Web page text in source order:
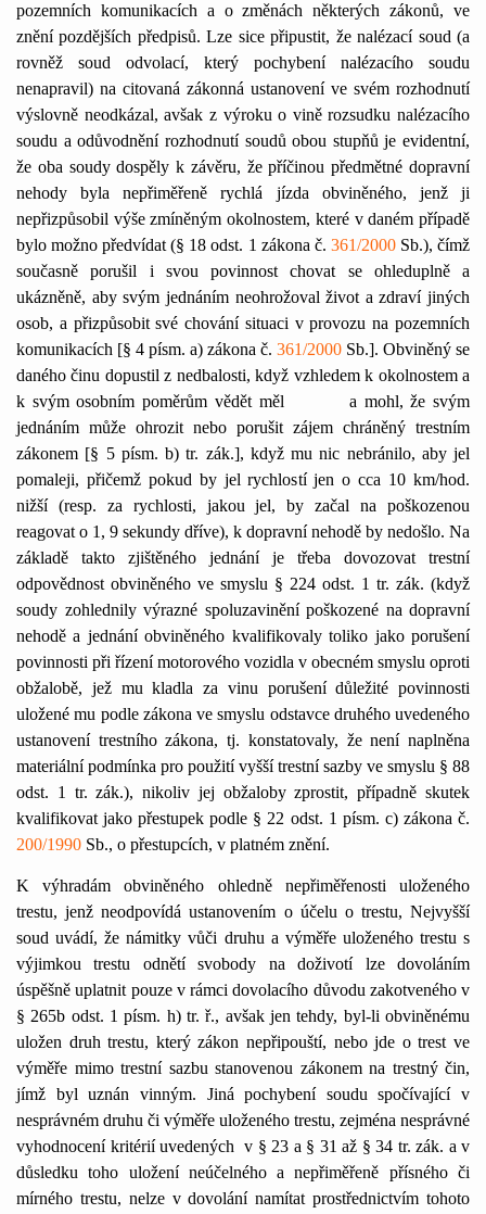
pozemních komunikacích a o změnách některých zákonů, ve
znění pozdějších předpisů. Lze sice připustit, že nalézací soud (a
rovněž soud odvolací, který pochybení nalézacího soudu
nenapravil) na citovaná zákonná ustanovení ve svém rozhodnutí
výslovně neodkázal, avšak z výroku o vině rozsudku nalézacího
soudu a odůvodnění rozhodnutí soudů obou stupňů je evidentní,
že oba soudy dospěly k závěru, že příčinou předmětné dopravní
nehody byla nepřiměřeně rychlá jízda obviněného, jenž ji
nepřizpůsobil výše zmíněným okolnostem, které v daném případě
bylo možno předvídat (§ 18 odst. 1 zákona č. 361/2000Sb.), čímž
současně porušil i svou povinnost chovat se ohleduplně a
ukázněně, aby svým jednáním neohrožoval život a zdraví jiných
osob, a přizpůsobit své chování situaci v provozu na pozemních
komunikacích [§ 4 písm. a) zákona č. 361/2000 Sb.]. Obviněný se
daného činu dopustil z nedbalosti, když vzhledem k okolnostem a
k svým osobním poměrům vědět měl
a mohl, že svým
jednáním může ohrozit nebo porušit zájem chráněný trestním
zákonem [§ 5 písm. b) tr. zák.], když mu nic nebránilo, aby jel
pomaleji, přičemž pokud by jel rychlostí jen o cca 10 km/hod.
nižší (resp. za rychlosti, jakou jel, by začal na poškozenou
reagovat o 1, 9 sekundy dříve), k dopravní nehodě by nedošlo. Na
základě takto zjištěného jednání je třeba dovozovat trestní
odpovědnost obviněného ve smyslu § 224 odst. 1 tr. zák. (když
soudy zohlednily výrazné spoluzavinění poškozené na dopravní
nehodě a jednání obviněného kvalifikovaly toliko jako porušení
povinnosti při řízení motorového vozidla v obecném smyslu oproti
obžalobě, jež mu kladla za vinu porušení důležité povinnosti
uložené mu podle zákona ve smyslu odstavce druhého uvedeného
ustanovení trestního zákona, tj. konstatovaly, že není naplněna
materiální podmínka pro použití vyšší trestní sazby ve smyslu § 88
odst. 1 tr. zák.), nikoliv jej obžaloby zprostit, případně skutek
kvalifikovat jako přestupek podle § 22 odst. 1 písm. c) zákona č.
200/1990 Sb., o přestupcích, v platném znění.
K výhradám obviněného ohledně nepřiměřenosti uloženého
trestu, jenž neodpovídá ustanovením o účelu o trestu, Nejvyšší
soud uvádí, že námitky vůči druhu a výměře uloženého trestu s
výjimkou trestu odnětí svobody na doživotí lze dovoláním
úspěšně uplatnit pouze v rámci dovolacího důvodu zakotveného v
§ 265b odst. 1 písm. h) tr. ř., avšak jen tehdy, byl-li obviněnému
uložen druh trestu, který zákon nepřipouští, nebo jde o trest ve
výměře mimo trestní sazbu stanovenou zákonem na trestný čin,
jímž byl uznán vinným. Jiná pochybení soudu spočívající v
nesprávném druhu či výměře uloženého trestu, zejména nesprávné
vyhodnocení kritérií uvedených v § 23 a § 31 až § 34 tr. zák. a v
důsledku toho uložení neúčelného a nepřiměřeně přísného či
mírného trestu, nelze v dovolání namítat prostřednictvím tohoto